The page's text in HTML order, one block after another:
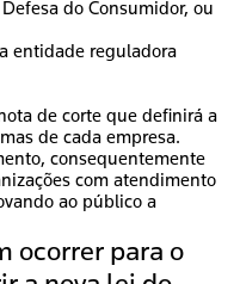
do Consumidor, ou
entidade reguladora
de corte que definirá a
de cada empresa.
consequentemente
com atendimento
ao público a
ocorrer para o